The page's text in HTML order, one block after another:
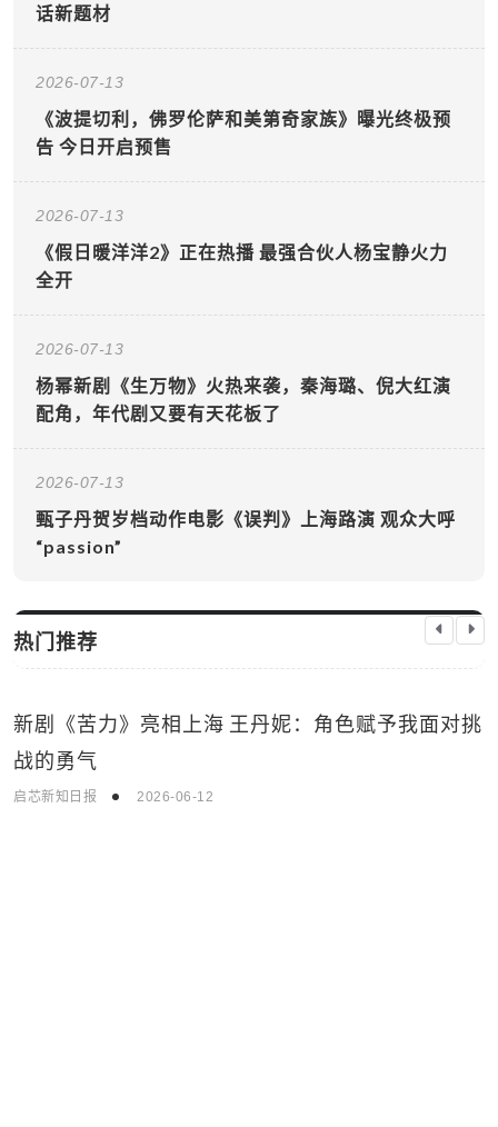
话新题材
2026-07-13
《波提切利，佛罗伦萨和美第奇家族》曝光终极预
告 今日开启预售
2026-07-13
《假日暖洋洋2》正在热播 最强合伙人杨宝静火力
全开
2026-07-13
杨幂新剧《生万物》火热来袭，秦海璐、倪大红演
配角，年代剧又要有天花板了
2026-07-13
甄子丹贺岁档动作电影《误判》上海路演 观众大呼
“passion”
热门推荐
生活娱乐
新剧《苦力》亮相上海 王丹妮：角色赋予我面对挑
战的勇气
启芯新知日报 2026-06-12